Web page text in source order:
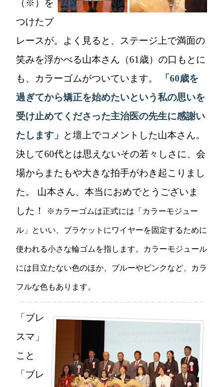
（※）を
つけたブ
レースが。よく見ると、ステージ上で満面の
笑みを浮かべる山本さん（61歳）の口もとに
も、カラーゴムがついています。
「60歳を
過ぎてから矯正を始めたいという私の思いを
受け止めてくださった主治医の先生に感謝い
たします」
と壇上でコメントした山本さん。
決して60代とは思えないその若々しさに、会
場からまたもや大きな拍手がわき起こりまし
た。 山本さん、本当におめでとうございま
した！
※カラーゴムは正式には「カラーモジュー
ル」といい、ブラケットにワイヤーを固定するために
使われる小さな輪ゴムを指します。カラーモジュール
には目立たない色のほか、ブルーやピンクなど、カラ
フルな色もあります。
「ブレ
スマ」
こと
「ブレ